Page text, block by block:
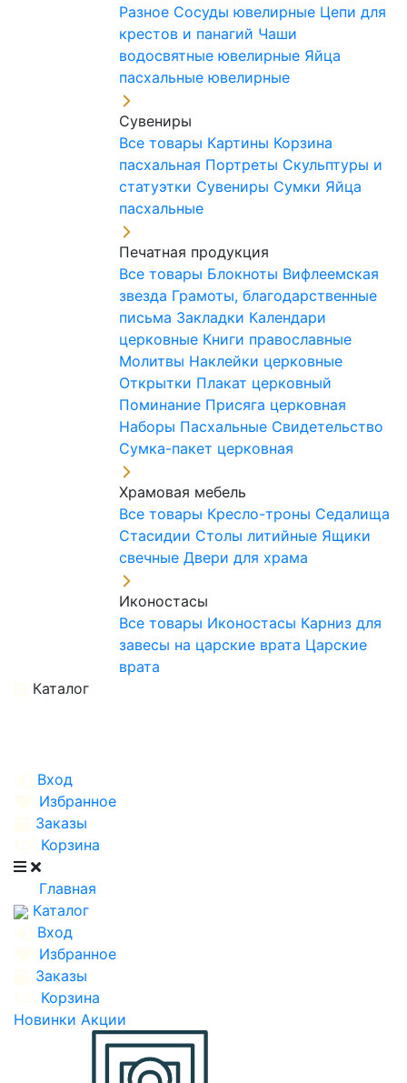
Разное Сосуды ювелирные Цепи для
крестов и панагий Чаши
водосвятные ювелирные Яйца
пасхальные ювелирные
Сувениры
Все товары Картины Корзина
пасхальная Портреты Скульптуры и
статуэтки Сувениры Сумки Яйца
пасхальные
Печатная продукция
Все товары Блокноты Вифлеемская
звезда Грамоты, благодарственные
письма Закладки Календари
церковные Книги православные
Молитвы Наклейки церковные
Открытки Плакат церковный
Поминание Присяга церковная
Наборы Пасхальные Свидетельство
Сумка-пакет церковная
Храмовая мебель
Все товары Кресло-троны Седалища
Стасидии Столы литийные Ящики
свечные Двери для храма
Иконостасы
Все товары Иконостасы Карниз для
завесы на царские врата Царские
врата
Каталог
Вход
Избранное
Заказы
Корзина
Главная
Каталог
Вход
Избранное
Заказы
Корзина
Новинки Акции